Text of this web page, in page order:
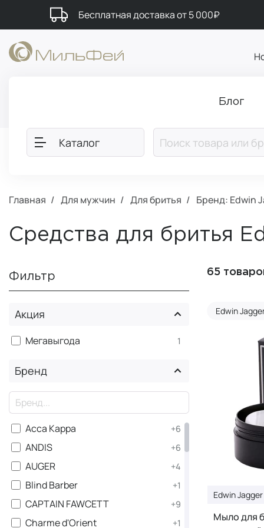
Бесплатная доставка от 5 000₽
Блог
Каталог
Главная Для мужчин Для бритья Бренд: Edwin
Средства для бритья
Фильтр
Акция
Мегавыгода 1
Бренд
Acca Kappa +6
ANDIS +6
AUGER +4
Blind Barber +1
CAPTAIN FAWCETT +9
Charme d'Orient +1
65
Edwin
Edwin Jagger
Мыло для